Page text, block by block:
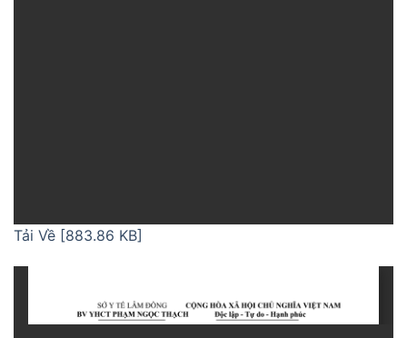
Tải Về [883.86 KB]